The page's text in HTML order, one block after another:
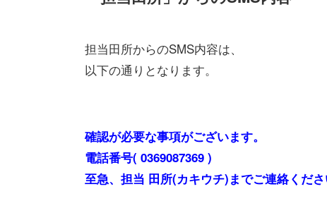
担当田所からのSMS内容は、
以下の通りとなります。
確認が必要な事項がございます。
電話番号( 0369087369 )
至急、担当 田所(カキウチ)までご連絡くださ